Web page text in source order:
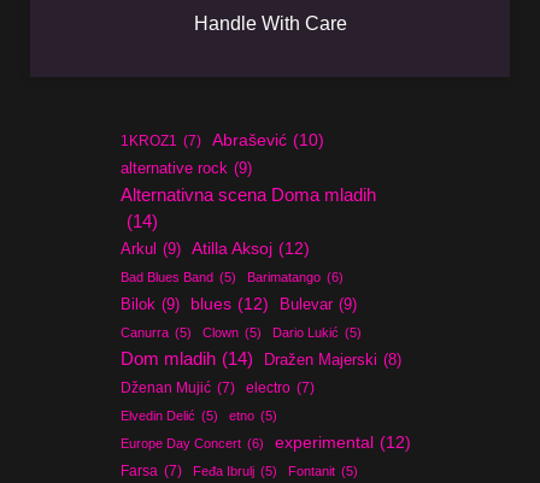
Handle With Care
1KROZ1 (7) Abrašević (10)
alternative rock (9)
Alternativna scena Doma mladih
(14)
Arkul (9) Atilla Aksoj (12)
Bad Blues Band (5) Barimatango (6)
Bilok (9) blues (12) Bulevar (9)
Canurra (5) Clown (5) Dario Lukić (5)
Dom mladih (14) Dražen Majerski (8)
Dženan Mujić (7) electro (7)
Elvedin Delić (5) etno (5)
Europe Day Concert (6) experimental (12)
Farsa (7) Feđa Ibrulj (5) Fontanit (5)